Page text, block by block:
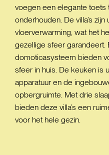
voegen een elegante toets
onderhouden. De villa’s
vloerverwarming, wat het
gezellige sfeer garandeert.
domoticasysteem bieden
sfeer in huis. De keuken is
apparatuur en de
opbergruimte. Met drie
bieden deze villa’s een
voor het hele gezin.